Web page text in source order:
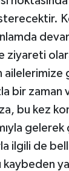
ziyareti
ailelerimize
bir zaman
bu kez
gelerek
ilgili de
kaybeden